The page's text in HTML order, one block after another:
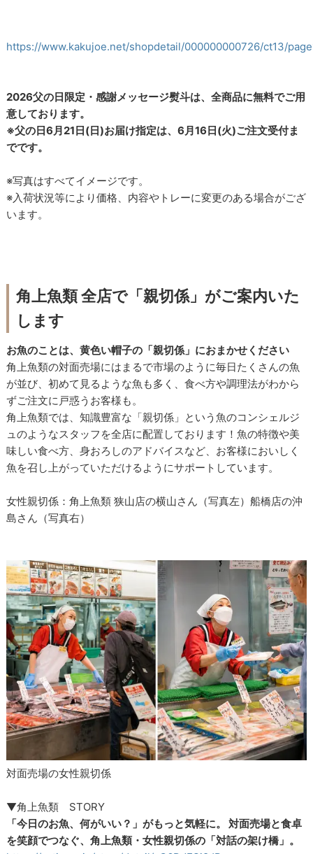
https://www.kakujoe.net/shopdetail/000000000726/ct13/
2026父の日限定・感謝メッセージ熨斗は、全商品に無料でご用
意しております。
※父の日6月21日(日)お届け指定は、6月16日(火)ご注文受付ま
でです。
※写真はすべてイメージです。
※入荷状況等により価格、内容やトレーに変更のある場合がござ
います。
角上魚類 全店で「親切係」がご案内いた
します
お魚のことは、黄色い帽子の「親切係」におまかせください
角上魚類の対面売場にはまるで市場のように毎日たくさんの魚
が並び、初めて見るような魚も多く、食べ方や調理法がわから
ずご注文に戸惑うお客様も。
角上魚類では、知識豊富な「親切係」という魚のコンシェルジ
ュのようなスタッフを全店に配置しております！魚の特徴や美
味しい食べ方、身おろしのアドバイスなど、お客様においしく
魚を召し上がっていただけるようにサポートしています。
女性親切係：角上魚類 狭山店の横山さん（写真左）船橋店の沖
島さん（写真右）
対面売場の女性親切係
▼角上魚類 STORY
「今日のお魚、何がいい？」がもっと気軽に。 対面売場と食卓
を笑顔でつなぐ、角上魚類・女性親切係の「対話の架け橋」。